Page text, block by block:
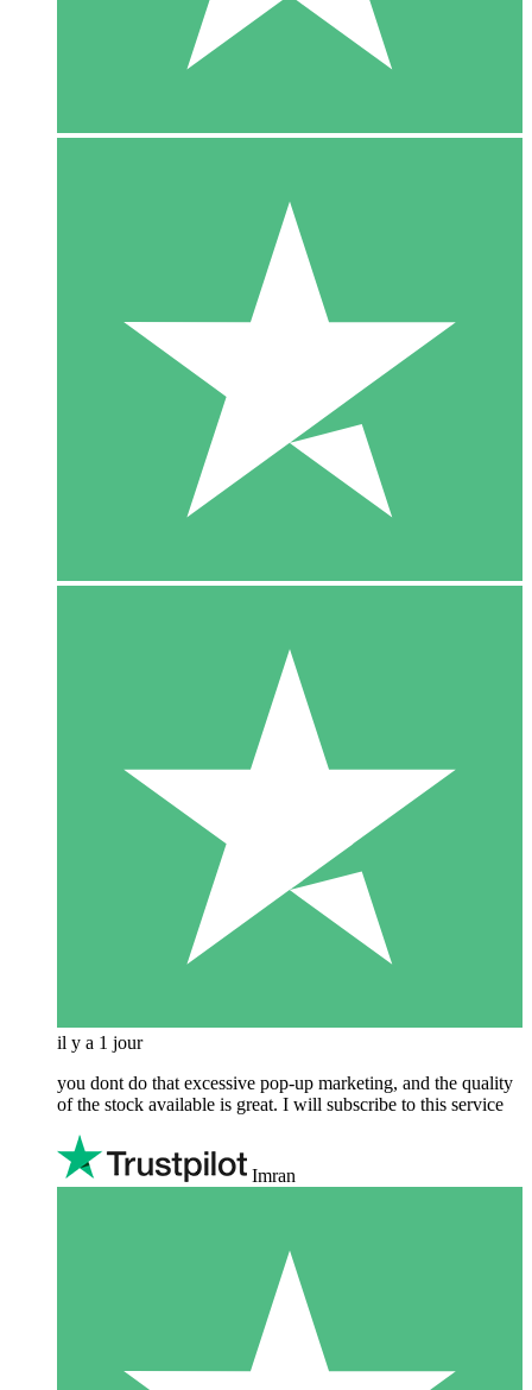
il y a 1 jour
you dont do that excessive pop-up marketing, and the quality
of the stock available is great. I will subscribe to this service
Imran